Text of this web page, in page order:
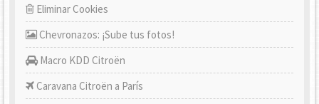
Eliminar Cookies
Chevronazos: ¡Sube tus fotos!
Macro KDD Citroën
Caravana Citroën a París